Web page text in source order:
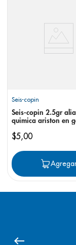
Seis-copin
Seis-copin 2.5gr
quimica ariston en
$5,00
pediasure
desodorante